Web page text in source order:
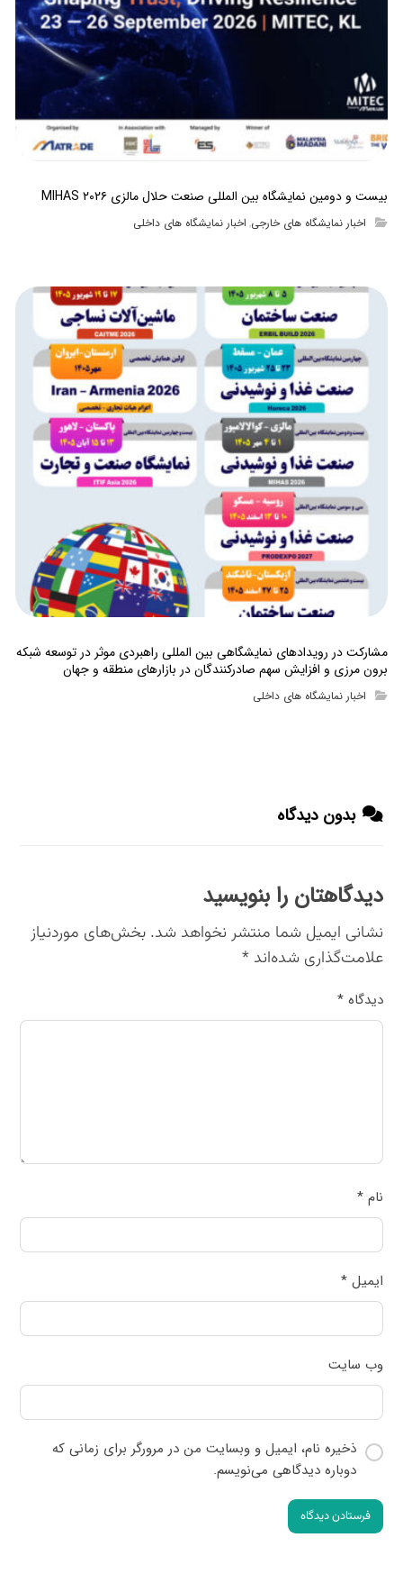
بیست و دومین نمایشگاه بین المللی صنعت حلال مالزی MIHAS ۲۰۲۶
اخبار نمایشگاه های خارجی, اخبار نمایشگاه های داخلی
مشارکت در رویدادهای نمایشگاهی بین المللی راهبردی موثر در توسعه شبکه
برون مرزی و افزایش سهم صادرکنندگان در بازارهای منطقه و جهان
اخبار نمایشگاه های داخلی
بدون دیدگاه
دیدگاهتان را بنویسید
نشانی ایمیل شما منتشر نخواهد شد. بخش‌های موردنیاز
علامت‌گذاری شده‌اند*
دیدگاه*
نام*
ایمیل*
وب‌ سایت
ذخیره نام، ایمیل و وبسایت من در مرورگر برای زمانی که
دوباره دیدگاهی می‌نویسم.
فرستادن دیدگاه